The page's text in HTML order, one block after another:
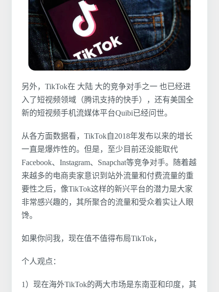
另外，TikTok在 大陆 大的竞争对手之一 也已经进
入了短视频领域（腾讯支持的快手），还有美国全
新的短视频手机流媒体平台Quibi已经问世。
从各方面数据看，TikTok自2018年发布以来的增长
一直是爆炸性的。但是，至少目前还没能取代
Facebook、Instagram、Snapchat等竞争对手。随着越
来越多的电商卖家意识到站外流量和付费流量的重
要性之后，像TikTok这样的新兴平台的潜力是大家
非常感兴趣的，其所聚合的流量和受众着实让人眼
馋。
如果你问我，现在值不值得布局TikTok，
个人观点：
1）现在海外TikTok的两大市场是东南亚和印度，其